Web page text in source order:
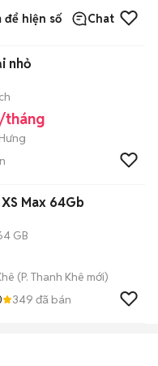
để hiện số Chat
nhỏ
tháng
Max 64Gb
GB
(P. Thanh Khê mới)
349 đã bán